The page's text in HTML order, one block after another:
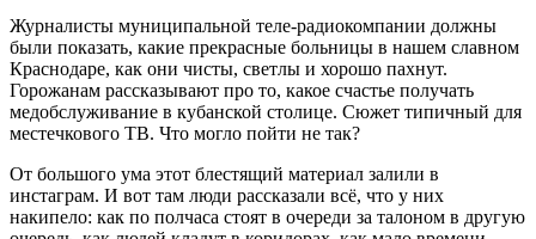
Журналисты муниципальной теле-радиокомпании должны
были показать, какие прекрасные больницы в нашем славном
Краснодаре, как они чисты, светлы и хорошо пахнут.
Горожанам рассказывают про то, какое счастье получать
медобслуживание в кубанской столице. Сюжет типичный для
местечкового ТВ. Что могло пойти не так?
От большого ума этот блестящий материал залили в
инстаграм. И вот там люди рассказали всё, что у них
накипело: как по полчаса стоят в очереди за талоном в другую